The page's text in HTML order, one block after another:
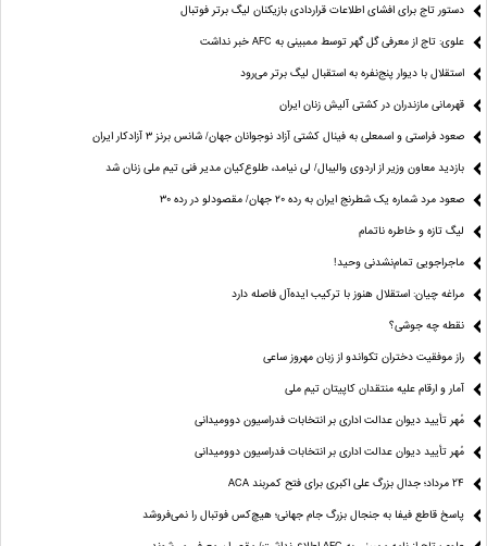
دستور تاج برای افشای اطلاعات قراردادی بازیکنان لیگ برتر فوتبال
علوی: تاج از معرفی گل گهر توسط ممبینی به AFC خبر نداشت
استقلال با دیوار پنج‌نفره به استقبال لیگ برتر می‌رود
قهرمانی مازندران در کشتی آلیش زنان ایران
صعود فراستی و اسمعلی به فینال کشتی آزاد نوجوانان جهان/ شانس برنز ۳ آزادکار ایران
بازدید معاون وزیر از اردوی والیبال/ لی نیامد، طلوع‌کیان مدیر فنی تیم ملی زنان شد
صعود مرد شماره یک شطرنج ایران به رده ۲۰ جهان/ مقصودلو در رده ۳۰
لیگ تازه و خاطره ناتمام
ماجراجویی تمام‌نشدنی وحید!
مراغه چیان: استقلال هنوز با ترکیب ایده‌آل فاصله دارد
نقطه چه جوشی؟
راز موفقیت دختران تکواندو از زبان مهروز ساعی
آمار و ارقام علیه منتقدان کاپیتان تیم ملی
مُهر تأیید دیوان عدالت اداری بر انتخابات فدراسیون دوومیدانی
مُهر تأیید دیوان عدالت اداری بر انتخابات فدراسیون دوومیدانی
24 مرداد؛ جدال بزرگ علی‌ اکبری برای فتح کمربند ACA
پاسخ قاطع فیفا به جنجال بزرگ جام جهانی؛ هیچ‌کس فوتبال را نمی‌فروشد